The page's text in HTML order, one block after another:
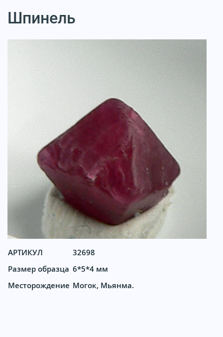
Шпинель
АРТИКУЛ
32698
Размер образца 6*5*4 мм
Месторождение Могок, Мьянма.